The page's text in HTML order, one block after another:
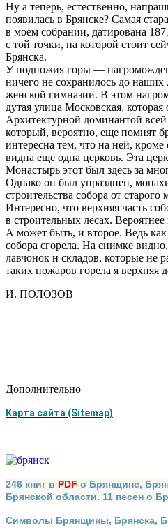
Ну а теперь, естественно,
появилась в Брянске? Самая
в моем собрании, датирована
с той точки, на которой стоит
Брянска.
У подножия горы —
ничего не сохранилось до наших
женской гимназии. В этом
дутая улица Московская,
Архитектурной доминантой
который, вероятно, еще помнят
интересна тем, что на ней,
видна еще одна церковь. Эта
Монастырь этот был здесь за
Однако он был упразднен,
строительства собора от старого
Интересно, что верхняя часть
в строительных лесах. Вероятнее
А может быть, и второе. Ведь как
собора сгорела. На снимке
лавчонок н складов, которые не
таких пожаров горела я верхняя
И. ПОЛОЗОВ
Дополнительно
Карта сайта (Sitemap)
246 книг в PDF о Брянщине,
Брянской области. 11 песен о
Символы Брянщины, Брянска,